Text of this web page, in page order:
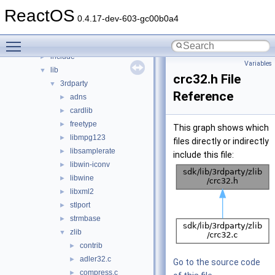
ReactOS 0.4.17-dev-603-gc00b0a4
► modules
► include
▼ lib
▼ 3rdparty
► adns
► cardlib
► freetype
► libmpg123
► libsamplerate
► libwin-iconv
► libwine
► libxml2
► stlport
► strmbase
▼ zlib
► contrib
► adler32.c
► compress.c
Variables
crc32.h File
Reference
This graph shows which
files directly or indirectly
include this file:
Go to the source code